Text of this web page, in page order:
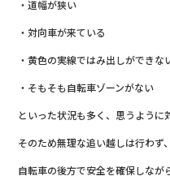
・道幅が狭い
・対向車が来ている
・黄色の実線ではみ出しができな
・そもそも自転車ゾーンがない
といった状況も多く、思うように
そのため無理な追い越しは行わず、
自転車の後方で安全を確保しなが